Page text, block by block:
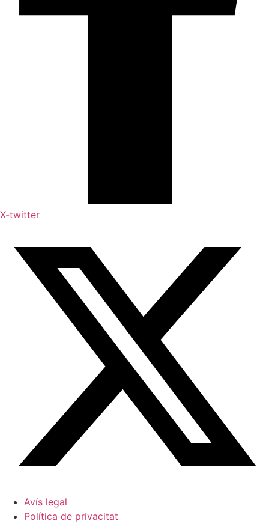
X-twitter
Avís legal
Política de privacitat